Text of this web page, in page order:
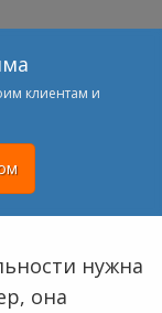
клиентам и
нужна
она